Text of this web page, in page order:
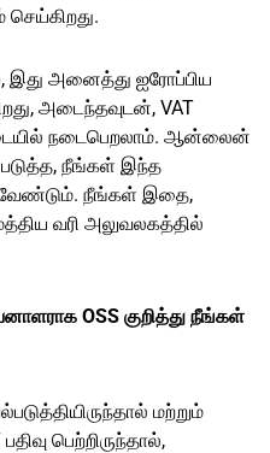
செய்கிறது.
இது அனைத்து ஐரோப்பிய
அடைந்தவுடன், VAT
நடைபெறலாம். ஆன்லைன்
நீங்கள் இந்த
வேண்டும். நீங்கள் இதை,
வரி அலுவலகத்தில்
OSS குறித்து நீங்கள்
மற்றும்
பெற்றிருந்தால்,